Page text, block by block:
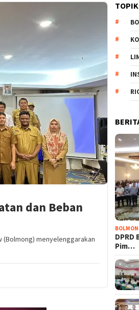
dan Beban
(Bolmong) menyelenggarakan
DPRD
Pim…